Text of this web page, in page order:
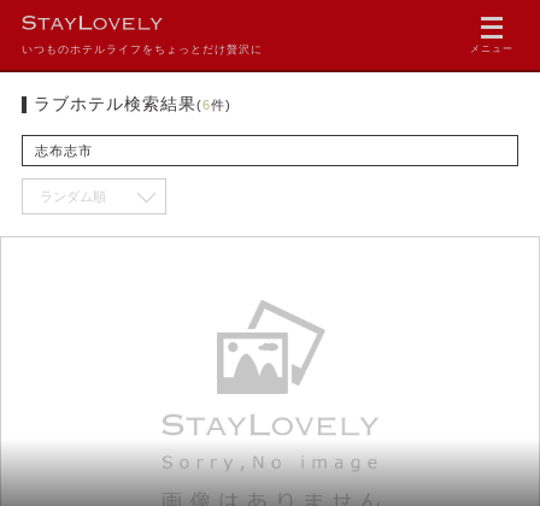
いつものホテルライフをちょっとだけ贅沢に メニュー
ラブホテル検索結果(6件)
志布志市